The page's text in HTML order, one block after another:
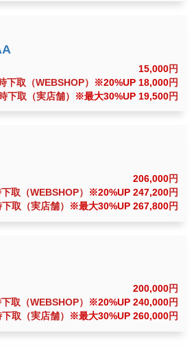
15,000円
下取（WEBSHOP）
※20%UP 18,000円
下取（実店舗）
※最大30%UP 19,500円
206,000円
取（WEBSHOP）
※20%UP 247,200円
取（実店舗）
※最大30%UP 267,800円
200,000円
取（WEBSHOP）
※20%UP 240,000円
取（実店舗）
※最大30%UP 260,000円